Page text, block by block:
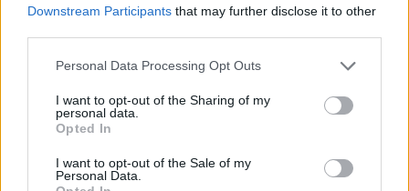
Downstream Participants that may further disclose it to other
Personal Data Processing Opt Outs
I want to opt-out of the Sharing of my
personal data.
Opted In
I want to opt-out of the Sale of my
Personal Data.